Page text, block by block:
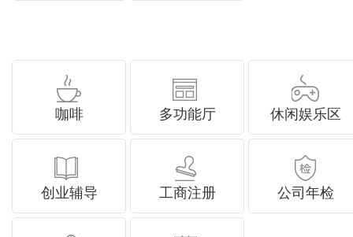
咖啡 多功能厅 休闲娱乐区
创业辅导 工商注册 公司年检